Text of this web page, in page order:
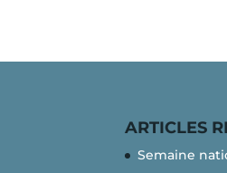
ARTICLES
Semaine